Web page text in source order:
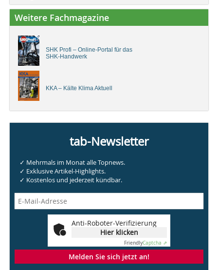
Weitere Fachmagazine
SHK Profi – Online-Portal für das
SHK-Handwerk
KKA – Kälte Klima Aktuell
tab-Newsletter
✓ Mehrmals im Monat alle Topnews.
✓ Exklusive Artikel-Highlights.
✓ Kostenlos und jederzeit kündbar.
Anti-Roboter-Verifizierung
Hier klicken
FriendlyCaptcha ⇗
Melden Sie sich jetzt an!